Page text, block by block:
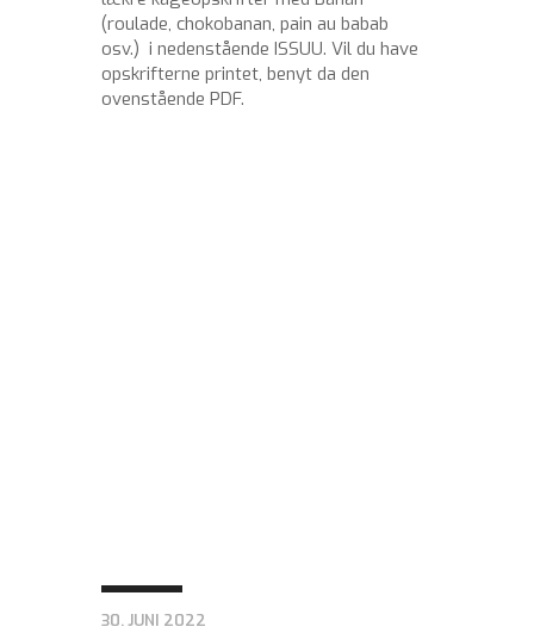
(roulade, chokobanan, pain au babab
osv.) i nedenstående ISSUU. Vil du have
opskrifterne printet, benyt da den
ovenstående PDF.
30. JUNI 2022